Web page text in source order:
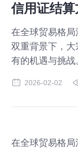
信用证结算
在全球贸易格
双重背景下，
有的机遇与挑战
2026-02-02
在全球贸易格